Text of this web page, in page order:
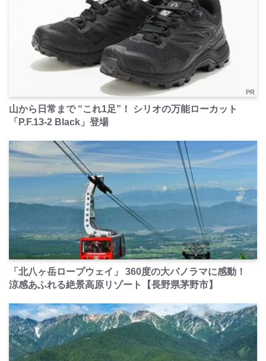
PR
山から日常まで “これ1足”！ シリオの万能ローカット
「P.F.13-2 Black」登場
PR
「北八ヶ岳ロープウェイ」 360度の大パノラマに感動！
涼感あふれる絶景高原リゾート【長野県茅野市】